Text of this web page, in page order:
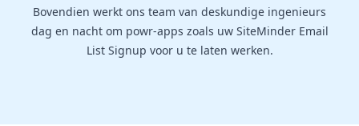
Bovendien werkt ons team van deskundige ingenieurs
dag en nacht om powr-apps zoals uw SiteMinder Email
List Signup voor u te laten werken.